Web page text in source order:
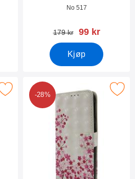
Varenummer 35000
No 517
gammel pris
179 kr ny pris
99 kr
Kjøp
M20 (M205F) som favoritt
-28%
Merk designwallet Samsung